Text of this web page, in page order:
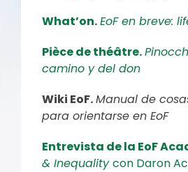
What’on.EoF en breve:
Pièce de théâtre.
camino y del don
Wiki EoF.Manual de
para orientarse en EoF
Entrevista de la EoF
& Inequalitycon Daron